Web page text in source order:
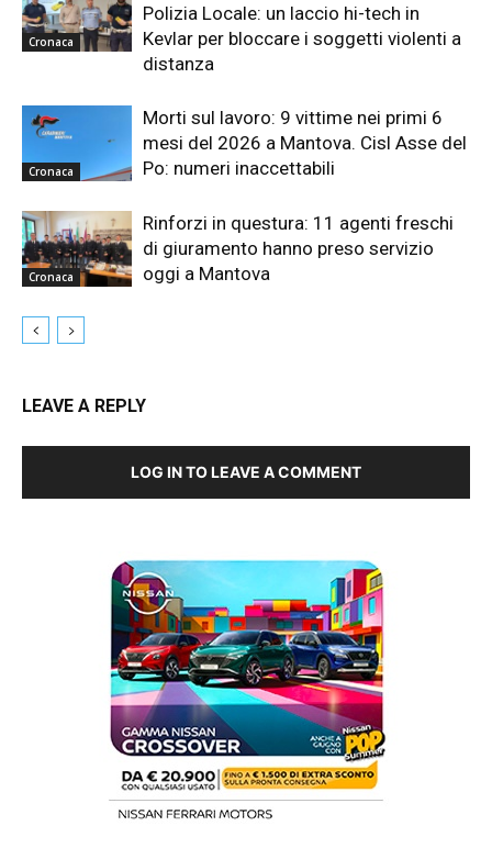
Cronaca
Polizia Locale: un laccio hi-tech in
Kevlar per bloccare i soggetti violenti a
distanza
Cronaca
Morti sul lavoro: 9 vittime nei primi 6
mesi del 2026 a Mantova. Cisl Asse del
Po: numeri inaccettabili
Cronaca
Rinforzi in questura: 11 agenti freschi
di giuramento hanno preso servizio
oggi a Mantova
LEAVE A REPLY
LOG IN TO LEAVE A COMMENT